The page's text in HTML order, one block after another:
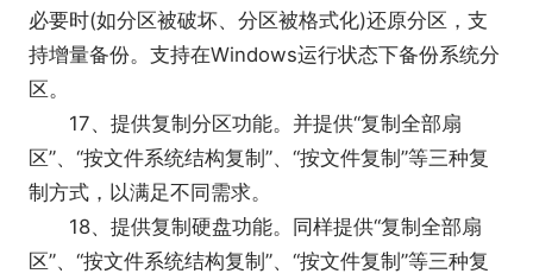
必要时(如分区被破坏、分区被格式化)还原分区，支
持增量备份。支持在Windows运行状态下备份系统分
区。
17、提供复制分区功能。并提供“复制全部扇
区”、“按文件系统结构复制”、“按文件复制”等三种复
制方式，以满足不同需求。
18、提供复制硬盘功能。同样提供“复制全部扇
区”、“按文件系统结构复制”、“按文件复制”等三种复